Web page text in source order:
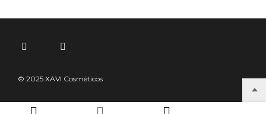
© 2025 XAVI Cosméticos